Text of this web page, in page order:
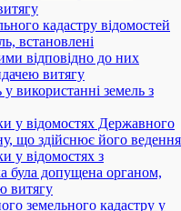
кадастру відомостей
встановлені
відповідно до них
витягу
використанні земель з
у відомостях Державного
що здійснює його ведення
у відомостях з
була допущена органом,
витягу
земельного кадастру у